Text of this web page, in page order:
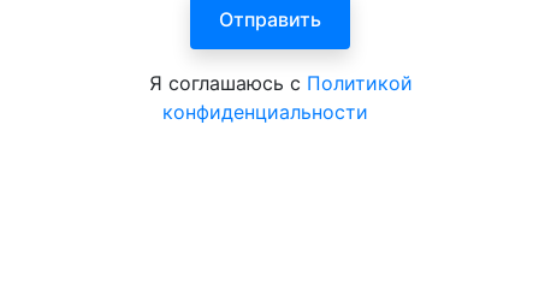
Я соглашаюсь с Политикой
конфиденциальности